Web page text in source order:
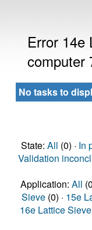
Error 14e
computer
No tasks to
State: All (0) · In
Validation
Application: All
Sieve (0) · 15e
16e Lattice